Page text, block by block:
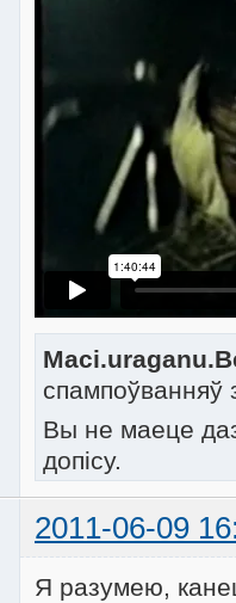
Вы не маеце
допісу.
2011-06-09
Я разумею,